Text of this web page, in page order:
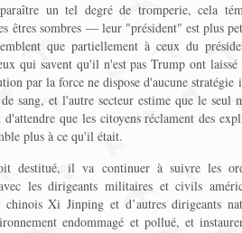
un tel degré de tromperie, cela
êtres sombres — leur "président" est plus
que partiellement à ceux du
qui savent qu'il n'est pas Trump ont laissé
par la force ne dispose d'aucune
sang, et l'autre secteur estime que le seul
que les citoyens réclament des
plus à ce qu'il était.
destitué, il va continuer à suivre les
les dirigeants militaires et civils
Xi Jinping et d’autres dirigeants
endommagé et pollué, et